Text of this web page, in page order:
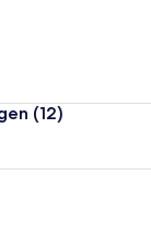
(12)